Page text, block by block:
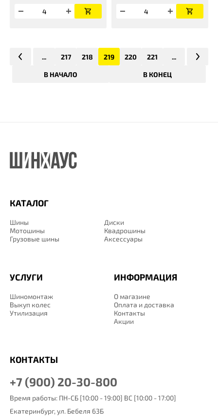
В НАЧАЛО
... 217 218 219 220 221 ...
В КОНЕЦ
КАТАЛОГ
Шины
Диски
Мотошины
Квадрошины
Грузовые шины
Аксессуары
ИНФОРМАЦИЯ
О магазине
Оплата и доставка
Контакты
Акции
УСЛУГИ
Шиномонтаж
Выкуп колес
Утилизация
КОНТАКТЫ
+7 (900) 20-30-800
Время работы: ПН-СБ [10:00 - 19:00] ВС [10:00 - 17:00]
Екатеринбург, ул. Бебеля 63Б